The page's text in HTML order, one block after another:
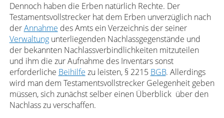
Dennoch haben die Erben natürlich Rechte. Der
Testamentsvollstrecker hat dem Erben unverzüglich nach
derAnnahme des Amts ein Verzeichnis der seiner
Verwaltungunterliegenden Nachlassgegenstände und
der bekannten Nachlassverbindlichkeiten mitzuteilen
und ihm die zur Aufnahme des Inventars sonst
erforderliche Beihilfe zu leisten, § 2215 BGB. Allerdings
wird man dem Testamentsvollstrecker Gelegenheit geben
müssen, sich zunächst selber einen Überblick über den
Nachlass zu verschaffen.